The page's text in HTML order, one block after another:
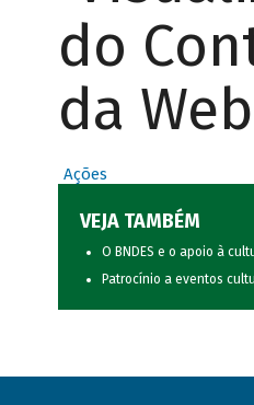
do
da Web
Ações
VEJA TAMBÉM
O BNDES e o apoio à
Patrocínio a eventos